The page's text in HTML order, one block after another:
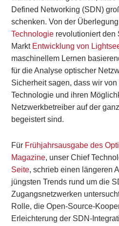
Defined Networking (SDN)
schenken. Von der
Technologie revolutioniert den
Markt Entwicklung von
maschinellem Lernen
für die Analyse optischer
Sicherheit sagen, dass wir
Technologie und ihren
Netzwerkbetreiber auf der
begeistert sind.
Für Frühjahrsausgabe des
Magazine, unser Chief
Seite, schrieb einen längeren
jüngsten Trends rund um die
Zugangsnetzwerken
Rolle, die Open-Source-
Erleichterung der SDN-